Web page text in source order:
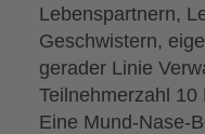
Lebenspartnern,
Geschwistern,
gerader Linie
Teilnehmerzahl
Eine Mund-Nase-